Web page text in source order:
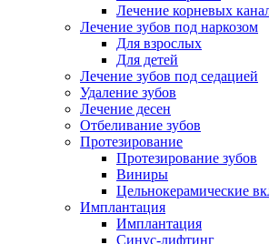
Лечение корневых
Лечение зубов под наркозом
Для взрослых
Для детей
Лечение зубов под седацией
Удаление зубов
Лечение десен
Отбеливание зубов
Протезирование
Протезирование зубов
Виниры
Цельнокерамические
Имплантация
Имплантация
Синус-лифтинг